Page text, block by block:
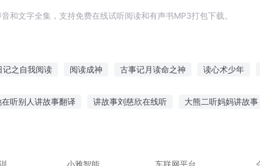
和文字全集，支持免费在线试听阅读和有声书MP3打包下载。
记之自我阅读 阅读成神 古事记月读命之神 读心术少年
在听别人讲故事翻译 讲故事刘慈欣在线听 大熊二听妈妈讲故事
小雅智能 车联网平台